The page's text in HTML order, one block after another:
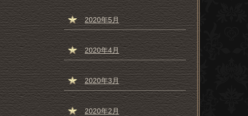
2020年5月
2020年4月
2020年3月
2020年2月